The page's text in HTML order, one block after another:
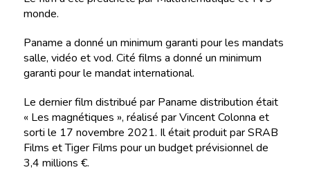
monde.
Paname a donné un minimum garanti pour les mandats
salle, vidéo et vod. Cité films a donné un minimum
garanti pour le mandat international.
Le dernier film distribué par Paname distribution était
« Les magnétiques », réalisé par Vincent Colonna et
sorti le 17 novembre 2021. Il était produit par SRAB
Films et Tiger Films pour un budget prévisionnel de
3,4 millions €.